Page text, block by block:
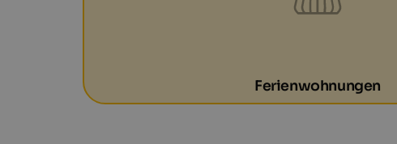
Ferienwohnungen